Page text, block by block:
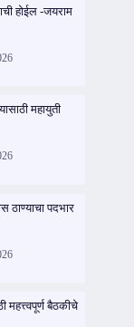
होईल -जयराम
महायुती
पदभार
महत्त्वपूर्ण बैठकीचे